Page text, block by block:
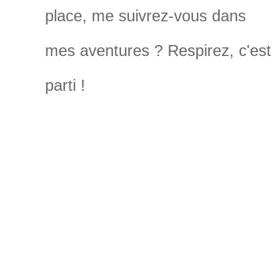
place, me suivrez-vous dans
mes aventures ? Respirez, c'est
parti !